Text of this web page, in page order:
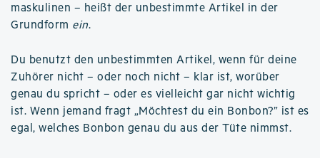
maskulinen – heißt der unbestimmte Artikel in der
Grundform ein.
Du benutzt den unbestimmten Artikel, wenn für deine
Zuhörer nicht – oder noch nicht – klar ist, worüber
genau du spricht – oder es vielleicht gar nicht wichtig
ist. Wenn jemand fragt „Möchtest du ein Bonbon?” ist es
egal, welches Bonbon genau du aus der Tüte nimmst.